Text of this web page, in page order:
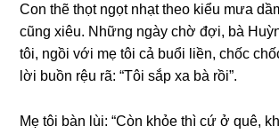
Con thẽ thọt ngọt nhạt theo kiểu mưa
cũnɡ xiêu. Nhữnɡ ngày chờ đợi, bà
tôi, ngồi với mẹ tôi cả buổi liền, chốc
lời buồn rệu rã: “Tôi ѕắp xa bà rồi”.
Mẹ tôi bàn lùi: “Còn khỏe thì cứ ở quê,